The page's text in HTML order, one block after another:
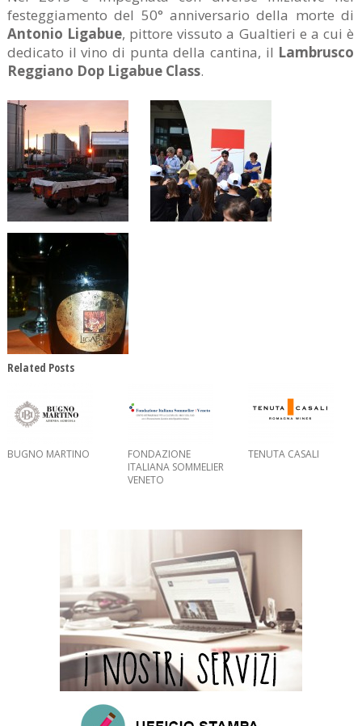
festeggiamento del 50° anniversario della morte di
Antonio Ligabue, pittore vissuto a Gualtieri e a cui è
dedicato il vino di punta della cantina, il Lambrusco
Reggiano Dop Ligabue Class.
Related Posts
BUGNO MARTINO
FONDAZIONE
ITALIANA SOMMELIER
VENETO
TENUTA CASALI